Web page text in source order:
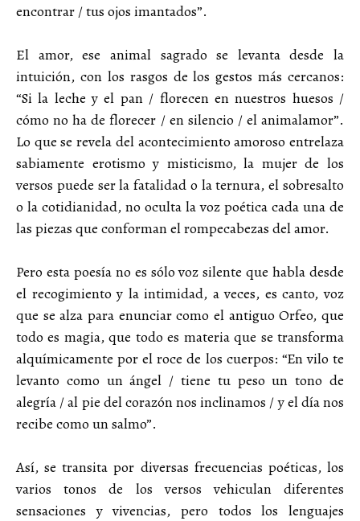
encontrar / tus ojos imantados”.
El amor, ese animal sagrado se levanta desde la
intuición, con los rasgos de los gestos más cercanos:
“Si la leche y el pan / florecen en nuestros huesos /
cómo no ha de florecer / en silencio / el animalamor”.
Lo que se revela del acontecimiento amoroso entrelaza
sabiamente erotismo y misticismo, la mujer de los
versos puede ser la fatalidad o la ternura, el sobresalto
o la cotidianidad, no oculta la voz poética cada una de
las piezas que conforman el rompecabezas del amor.
Pero esta poesía no es sólo voz silente que habla desde
el recogimiento y la intimidad, a veces, es canto, voz
que se alza para enunciar como el antiguo Orfeo, que
todo es magia, que todo es materia que se transforma
alquímicamente por el roce de los cuerpos: “En vilo te
levanto como un ángel / tiene tu peso un tono de
alegría / al pie del corazón nos inclinamos / y el día nos
recibe como un salmo”.
Así, se transita por diversas frecuencias poéticas, los
varios tonos de los versos vehiculan diferentes
sensaciones y vivencias, pero todos los lenguajes